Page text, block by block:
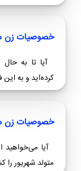
آیا شما هم
متولد آبان
می‌توانید...
خصوصیات زن
آیا تا به
کرده‌اید و به این